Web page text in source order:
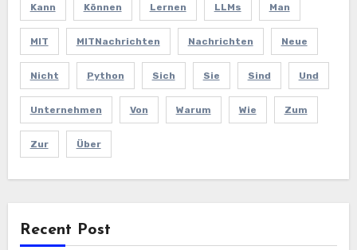
Kann Können Lernen LLMs Man
MIT MITNachrichten Nachrichten Neue
Nicht Python Sich Sie Sind Und
Unternehmen Von Warum Wie Zum
Zur Über
Recent Post